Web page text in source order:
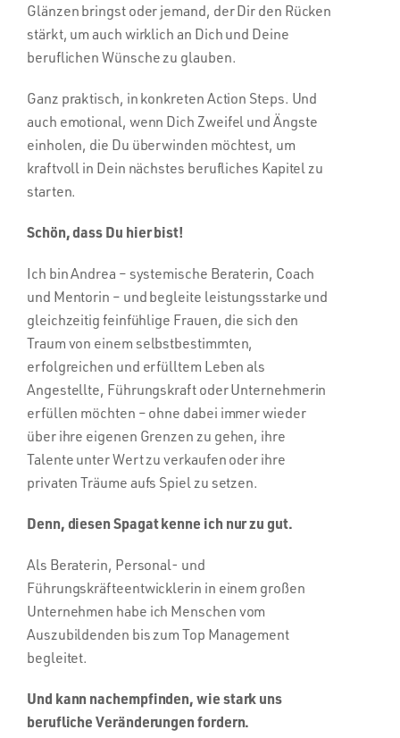
Glänzen bringst oder jemand, der Dir den Rücken
stärkt, um auch wirklich an Dich und Deine
beruflichen Wünsche zu glauben.
Ganz praktisch, in konkreten Action Steps. Und
auch emotional, wenn Dich Zweifel und Ängste
einholen, die Du überwinden möchtest, um
kraftvoll in Dein nächstes berufliches Kapitel zu
starten.
Schön, dass Du hier bist!
Ich bin Andrea – systemische Beraterin, Coach
und Mentorin – und begleite leistungsstarke und
gleichzeitig feinfühlige Frauen, die sich den
Traum von einem selbstbestimmten,
erfolgreichen und erfülltem Leben als
Angestellte, Führungskraft oder Unternehmerin
erfüllen möchten – ohne dabei immer wieder
über ihre eigenen Grenzen zu gehen, ihre
Talente unter Wert zu verkaufen oder ihre
privaten Träume aufs Spiel zu setzen.
Denn, diesen Spagat kenne ich nur zu gut.
Als Beraterin, Personal- und
Führungskräfteentwicklerin in einem großen
Unternehmen habe ich Menschen vom
Auszubildenden bis zum Top Management
begleitet.
Und kann nachempfinden, wie stark uns
berufliche Veränderungen fordern.